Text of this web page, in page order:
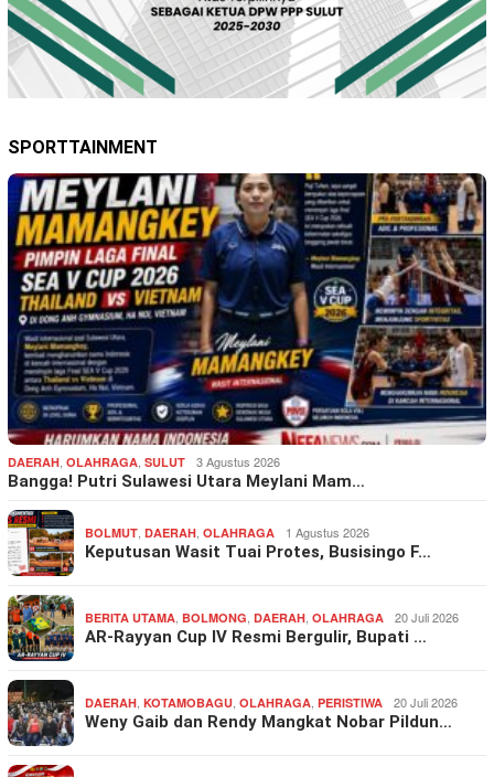
SPORTTAINMENT
DAERAH OLAHRAGA SULUT 3 Agustus 2026
Bangga! Putri Sulawesi Utara Meylani Mam…
BOLMUT DAERAH OLAHRAGA 1 Agustus 2026
Keputusan Wasit Tuai Protes, Busisingo F…
BERITA UTAMA BOLMONG DAERAH OLAHRAGA 20 Juli 2026
AR-Rayyan Cup IV Resmi Bergulir, Bupati …
DAERAH KOTAMOBAGU OLAHRAGA PERISTIWA 20 Juli 2026
Weny Gaib dan Rendy Mangkat Nobar Pildun…